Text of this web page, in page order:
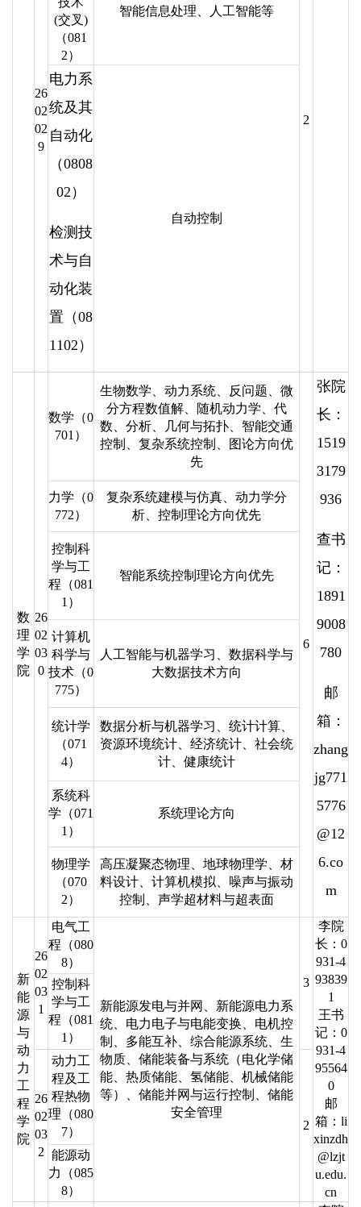
26
02
02
9
2
(交叉)
（081
2）
智能信息处理、人工智能等
电力系
统及其
自动化
（0808
02）
检测技
术与自
动化装
置（08
1102）
自动控制
数
理
学
院
26
02
03
0
数学（0
701）
生物数学、动力系统、反问题、微
分方程数值解、随机动力学、代
数、分析、几何与拓扑、智能交通
控制、复杂系统控制、图论方向优
先
6
张院
长：
1519
3179
936
查书
记：
1891
9008
780
邮
箱：
zhang
jg771
5776
@12
6.co
m
力学（0
772）
复杂系统建模与仿真、动力学分
析、控制理论方向优先
控制科
学与工
程（081
1）
智能系统控制理论方向优先
计算机
科学与
技术（0
775）
人工智能与机器学习、数据科学与
大数据技术方向
统计学
（071
4）
数据分析与机器学习、统计计算、
资源环境统计、经济统计、社会统
计、健康统计
系统科
学（071
1）
系统理论方向
物理学
（070
2）
高压凝聚态物理、地球物理学、材
料设计、计算机模拟、噪声与振动
控制、声学超材料与超表面
新
能
源
与
动
力
工
程
学
院
26
02
03
1
电气工
程（080
8）
新能源发电与并网、新能源电力系
统、电力电子与电能变换、电机控
制、多能互补、综合能源系统、生
物质、储能装备与系统（电化学储
能、热质储能、氢储能、机械储能
等）、储能并网与运行控制、储能
安全管理
3
李院
长：0
931-4
93839
1
王书
记：0
931-4
95564
0
邮
箱：li
xinzdh
@lzjt
u.edu.
cn
控制科
学与工
程（081
1）
26
02
03
2
动力工
程及工
程热物
理（080
7）
2
能源动
力（085
8）